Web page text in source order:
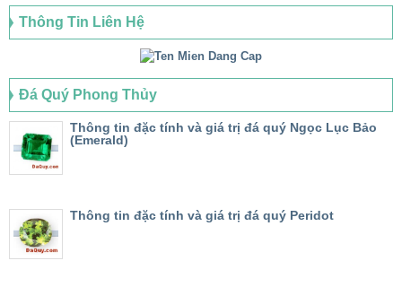
Thông Tin Liên Hệ
Đá Quý Phong Thủy
Thông tin đặc tính và giá trị đá quý Ngọc Lục Bảo
(Emerald)
Thông tin đặc tính và giá trị đá quý Peridot